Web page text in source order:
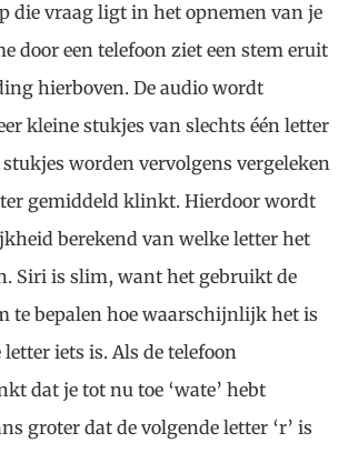
die vraag ligt in het opnemen van je
door een telefoon ziet een stem eruit
hierboven. De audio wordt
kleine stukjes van slechts één letter
stukjes worden vervolgens vergeleken
gemiddeld klinkt. Hierdoor wordt
berekend van welke letter het
Siri is slim, want het gebruikt de
te bepalen hoe waarschijnlijk het is
iets is. Als de telefoon
dat je tot nu toe ‘wate’ hebt
groter dat de volgende letter ‘r’ is